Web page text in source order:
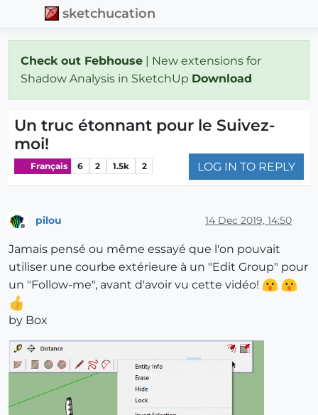
sketchucation
Check out Febhouse | New extensions for
Shadow Analysis in SketchUp Download
Un truc étonnant pour le Suivez-
moi!
Français 6 2 1.5k 2 LOG IN TO REPLY
pilou 14 Dec 2019, 14:50
Jamais pensé ou même essayé que l'on pouvait
utiliser une courbe extérieure à un "Edit Group" pour
un "Follow-me", avant d'avoir vu cette vidéo!
by Box